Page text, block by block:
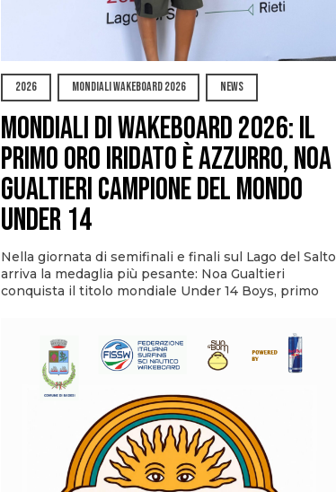
2026 MONDIALI WAKEBOARD 2026 NEWS
Mondiali di Wakeboard 2026: il
primo oro iridato è azzurro, Noa
Gualtieri campione del mondo
Under 14
Nella giornata di semifinali e finali sul Lago del Salto
arriva la medaglia più pesante: Noa Gualtieri
conquista il titolo mondiale Under 14 Boys, primo